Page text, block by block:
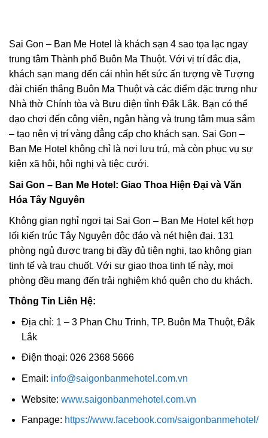
Sai Gon – Ban Me Hotel là khách sạn 4 sao tọa lạc ngay
trung tâm Thành phố Buôn Ma Thuột. Với vị trí đắc địa,
khách sạn mang đến cái nhìn hết sức ấn tượng về Tượng
đài chiến thắng Buôn Ma Thuột và các điểm đặc trưng như
Nhà thờ Chính tòa và Bưu điện tỉnh Đắk Lắk. Bạn có thể
dạo chơi đến công viên, ngân hàng và trung tâm mua sắm
– tạo nên vị trí vàng đẳng cấp cho khách sạn. Sai Gon –
Ban Me Hotel không chỉ là nơi lưu trú, mà còn phục vụ sự
kiện xã hội, hội nghị và tiệc cưới.
Sai Gon – Ban Me Hotel: Giao Thoa Hiện Đại và Văn
Hóa Tây Nguyên
Không gian nghỉ ngơi tại Sai Gon – Ban Me Hotel kết hợp
lối kiến trúc Tây Nguyên độc đáo và nét hiện đại. 131
phòng ngủ được trang bị đầy đủ tiện nghi, tạo không gian
tinh tế và trau chuốt. Với sự giao thoa tinh tế này, mọi
phòng đều mang đến trải nghiệm khó quên cho du khách.
Thông Tin Liên Hệ:
Địa chỉ: 1 – 3 Phan Chu Trinh, TP. Buôn Ma Thuột, Đắk
Lắk
Điện thoại: 026 2368 5666
Email: info@saigonbanmehotel.com.vn
Website: www.saigonbanmehotel.com.vn
Fanpage: https://www.facebook.com/saigonbanmehotel/